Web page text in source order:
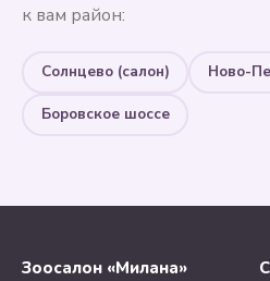
к вам район:
Солнцево (салон) Ново-
Боровское шоссе
Зоосалон «Милана»